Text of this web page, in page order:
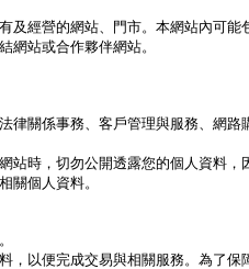
及經營的網站、門市。本網站內可
網站或合作夥伴網站。
律關係事務、客戶管理與服務、網
時，切勿公開透露您的個人資料
關個人資料。
，以便完成交易與相關服務。為了